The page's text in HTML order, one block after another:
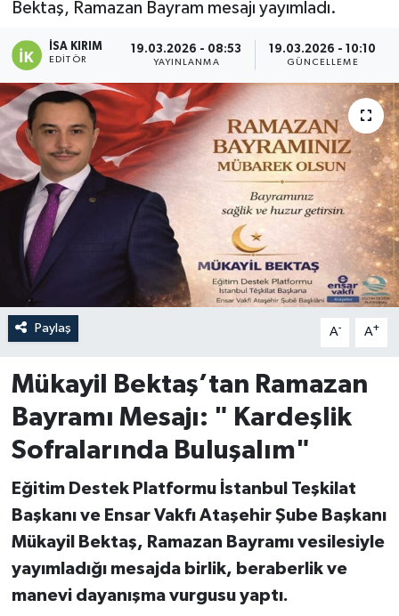
Bektaş, Ramazan Bayram mesajı yayımladı.
İSA KIRIM
EDITÖR
19.03.2026 - 08:53
YAYINLANMA
19.03.2026 - 10:10
GÜNCELLEME
Paylaş A- A+
Mükayil Bektaş’tan Ramazan
Bayramı Mesajı: " Kardeşlik
Sofralarında Buluşalım"
Eğitim Destek Platformu İstanbul Teşkilat
Başkanı ve Ensar Vakfı Ataşehir Şube Başkanı
Mükayil Bektaş, Ramazan Bayramı vesilesiyle
yayımladığı mesajda birlik, beraberlik ve
manevi dayanışma vurgusu yaptı.